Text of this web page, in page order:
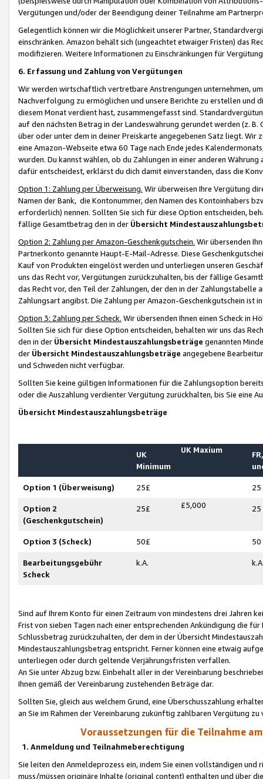
Vergütungen und/oder der Beendigung deiner Teilnahme am
Gelegentlich können wir die Möglichkeit unserer Partner,
einschränken. Amazon behält sich (ungeachtet etwaiger Fristen) das
modifizieren. Weitere Informationen zu Einschränkungen für
6. Erfassung und Zahlung von Vergütungen
Wir werden wirtschaftlich vertretbare Anstrengungen unternehmen,
Nachverfolgung zu ermöglichen und unsere Berichte zu erstellen und
diesem Monat verdient hast, zusammengefasst sind.
auf den nächsten Betrag in der Landeswährung gerundet werden (z.
über oder unter dem in deiner Preiskarte angegebenen Satz liegt.
eine Amazon-Webseite etwa 60 Tage nach Ende jedes
wurden. Du kannst wählen, ob du Zahlungen in einer anderen
dafür entscheidest, erklärst du dich damit einverstanden, dass die
Option 1: Zahlung per Überweisung. Wir überweisen Ihre Vergütung
Namen der Bank, die Kontonummer, den Namen des Kontoinhabers
erforderlich) nennen. Sollten Sie sich für diese Option entscheiden,
fällige Gesamtbetrag den in der Übersicht
Option 2: Zahlung per Amazon-Geschenkgutschein. Wir übersenden
Partnerkonto genannte Haupt-E-Mail-Adresse. Diese
Kauf von Produkten eingelöst werden und unterliegen unseren
uns das Recht vor, Vergütungen zurückzuhalten, bis der fällige
das Recht vor, den Teil der Zahlungen, der den in der
Zahlungsart angibst. Die Zahlung per Amazon-Geschenkgutschein ist
Option 3: Zahlung per Scheck. Wir übersenden Ihnen einen Scheck in
Sollten Sie sich für diese Option entscheiden, behalten wir uns das
den in der Übersicht Mindestauszahlungsbeträge genannten
der Übersicht Mindestauszahlungsbeträge angegebene
und Schweden nicht verfügbar.
Sollten Sie keine gültigen Informationen für die Zahlungsoption
oder die Auszahlung verdienter Vergütung zurückhalten, bis Sie
Übersicht Mindestauszahlungsbeträge
UK
Minimum
UK Maxium
Option 1 (Überweisung) 25£ 25
Option 2
(Geschenkgutschein)
25£ £5,000 25
Option 3 (Scheck) 50£ 50
Bearbeitungsgebühr
Scheck
k.A.
Sind auf Ihrem Konto für einen Zeitraum von mindestens drei Jahren
Frist von sieben Tagen nach einer entsprechenden Ankündigung die
Schlussbetrag zurückzuhalten, der dem in der Übersicht
Mindestauszahlungsbetrag entspricht. Ferner können eine etwaig
unterliegen oder durch geltende Verjährungsfristen verfallen.
An Sie unter Abzug bzw. Einbehalt aller in der Vereinbarung
Ihnen gemäß der Vereinbarung zustehenden Beträge dar.
Sollten Sie, gleich aus welchem Grund, eine Überschusszahlung
an Sie im Rahmen der Vereinbarung zukünftig zahlbaren Vergütung zu
Voraussetzungen für die Teilnahme
1. Anmeldung und Teilnahmeberechtigung
Sie leiten den Anmeldeprozess ein, indem Sie einen vollständigen
muss/müssen originäre Inhalte (original content) enthalten und über